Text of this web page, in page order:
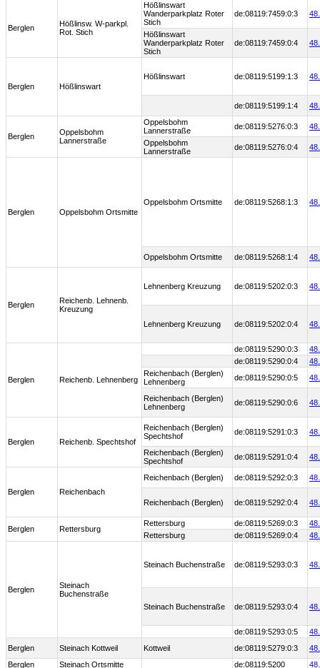
Berglen
Hößlinsw. W-parkpl.
Rot. Stich
Hößlinswart
Wanderparkplatz Roter
Stich
de:08119:7459:0:3
Hößlinswart
Wanderparkplatz Roter
Stich
de:08119:7459:0:4
Berglen Hößlinswart
Hößlinswart de:08119:5199:1:3
de:08119:5199:1:4
Berglen
Oppelsbohm
Lannerstraße
Oppelsbohm
Lannerstraße
de:08119:5276:0:3
Oppelsbohm
Lannerstraße
de:08119:5276:0:4
Berglen Oppelsbohm Ortsmitte
Oppelsbohm Ortsmitte de:08119:5268:1:3
Oppelsbohm Ortsmitte de:08119:5268:1:4
Berglen
Reichenb. Lehnenb.
Kreuzung
Lehnenberg Kreuzung de:08119:5202:0:3
Lehnenberg Kreuzung de:08119:5202:0:4
Berglen Reichenb. Lehnenberg
de:08119:5290:0:3
de:08119:5290:0:4
Reichenbach (Berglen)
Lehnenberg
de:08119:5290:0:5
Reichenbach (Berglen)
Lehnenberg
de:08119:5290:0:6
Berglen Reichenb. Spechtshof
Reichenbach (Berglen)
Spechtshof
de:08119:5291:0:3
Reichenbach (Berglen)
Spechtshof
de:08119:5291:0:4
Berglen Reichenbach
Reichenbach (Berglen) de:08119:5292:0:3
Reichenbach (Berglen) de:08119:5292:0:4
Berglen Rettersburg
Rettersburg de:08119:5269:0:3
Rettersburg
de:08119:5269:0:4
Berglen
Steinach
Buchenstraße
Steinach Buchenstraße de:08119:5293:0:3
Steinach Buchenstraße de:08119:5293:0:4
de:08119:5293:0:5
Berglen
Steinach Kottweil Kottweil de:08119:5279:0:3
Berglen
Steinach Ortsmitte de:08119:5200